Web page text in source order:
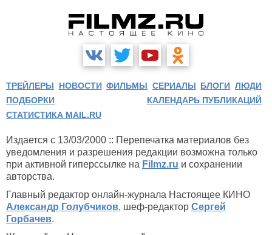
ТРЕЙЛЕРЫ НОВОСТИ ФИЛЬМЫ СЕРИАЛЫ БЛОГИ ЛЮДИ
ПОДБОРКИ
КАЛЕНДАРЬ ПУБЛИКАЦИЙ
СТАТИСТИКА MAIL.RU
Издается с 13/03/2000 :: Перепечатка материалов без
уведомления и разрешения редакции возможна только
при активной гиперссылке на Filmz.ru и сохранении
авторства.
Главный редактор онлайн-журнала Настоящее КИНО
Александр Голубчиков, шеф-редактор Сергей
Горбачев.